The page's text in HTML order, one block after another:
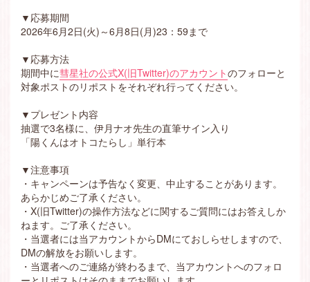
▼応募期間
2026年6月2日(火)～6月8日(月)23：59まで
▼応募方法
期間中に彗星社の公式X(旧Twitter)のアカウントのフォローと
対象ポストのリポストをそれぞれ行ってください。
▼プレゼント内容
抽選で3名様に、伊月ナオ先生の直筆サイン入り
「陽くんはオトコたらし」単行本
▼注意事項
・キャンペーンは予告なく変更、中止することがあります。
あらかじめご了承ください。
・X(旧Twitter)の操作方法などに関するご質問にはお答えしか
ねます。ご了承ください。
・当選者には当アカウントからDMにておしらせしますので、
DMの解放をお願いします。
・当選者へのご連絡が終わるまで、当アカウントへのフォロ